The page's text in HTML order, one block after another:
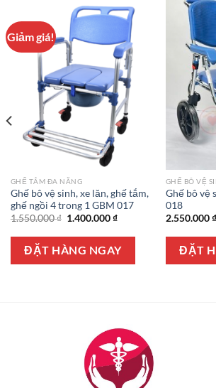
Giảm giá!
GHẾ TẮM ĐA NĂNG
Ghế bô vệ sinh, xe lăn, ghế tắm,
ghế ngồi 4 trong 1 GBM 017
1.550.000₫ Giá
là:
1.550.000 ₫.
1.400.000₫Giá
tại
là:
1.400.000 ₫.
ĐẶT HÀNG NGAY
GHẾ BÔ VỆ
Ghế bô vệ
018
2.550.000₫
ĐẶT